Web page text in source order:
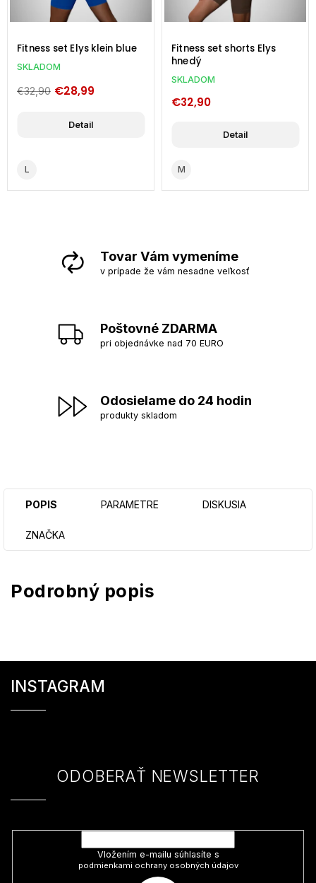
Fitness set Elys klein blue
SKLADOM
€32,90 €28,99
Detail
L
Fitness set shorts Elys
hnedý
SKLADOM
€32,90
Detail
M
Tovar Vám vymeníme
v prípade že vám nesadne veľkosť
Poštovné ZDARMA
pri objednávke nad 70 EURO
Odosielame do 24 hodin
produkty skladom
POPIS PARAMETRE DISKUSIA
ZNAČKA
Podrobný popis
INSTAGRAM
ODOBERAŤ NEWSLETTER
Vložením e-mailu súhlasíte s
podmienkami ochrany osobných údajov